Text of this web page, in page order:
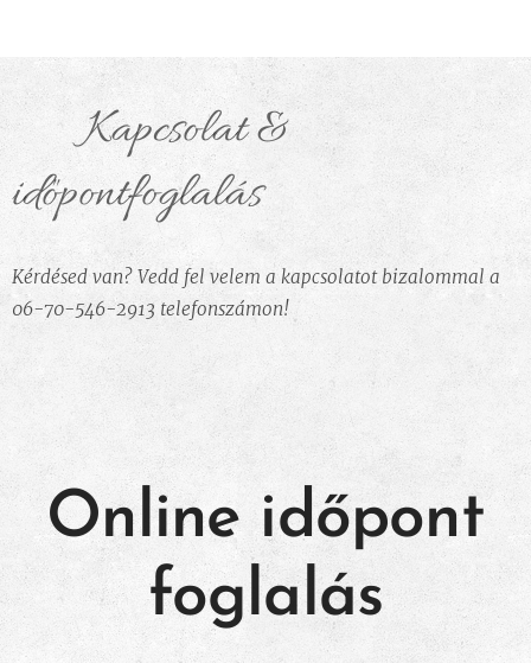
💬 Kapcsolat &
időpontfoglalás
Kérdésed van? Vedd fel velem a kapcsolatot bizalommal a
06-70-546-2913 telefonszámon!
Online időpont
foglalás